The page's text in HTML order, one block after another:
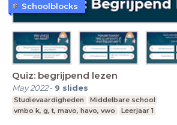
Quiz: begrijpend lezen
May 2022- 9 slides
Studievaardigheden
Middelbare school
vmbo k, g, t, mavo, havo, vwo
Leerjaar 1
Schoolblocks